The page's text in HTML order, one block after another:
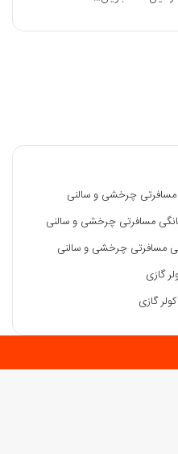
مسافرتی چرخشی و سالنی
مسافرتی چرخشی و سالنی
مسافرتی چرخشی و سالنی
گازی
گازی